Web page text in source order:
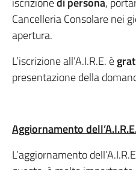
Cancelleria Consolare nei
apertura.
L’iscrizione all’A.I.R.E. è
presentazione della
Aggiornamento
L’aggiornamento